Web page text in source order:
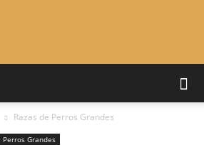
Adiestrar
Razas de Perros Grandes
Perros Grandes